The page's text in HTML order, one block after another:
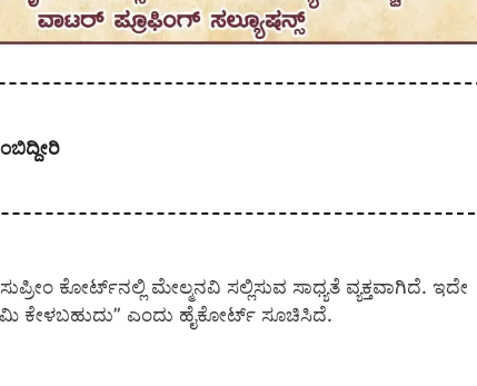
ಕೋರ್ಟ್‌ನಲ್ಲಿ ಮೇಲ್ಮನವಿ ಸಲ್ಲಿಸುವ ಸಾಧ್ಯತೆ ವ್ಯಕ್ತವಾಗಿದೆ. ಇದೇ
ಕೇಳಬಹುದು” ಎಂದು ಹೈಕೋರ್ಟ್ ಸೂಚಿಸಿದೆ.